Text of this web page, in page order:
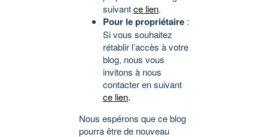
suivantce lien.
Pour le propriétaire :
Si vous souhaitez
rétablir l’accès à votre
blog, nous vous
invitons à nous
contacter en suivant
ce lien.
Nous espérons que ce blog
pourra être de nouveau